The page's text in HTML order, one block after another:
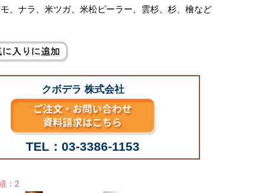
、ナラ、米ツガ、米松ピーラー、雲杉、杉、檜など
クボデラ 株式会社
TEL：03-3386-1153
：2